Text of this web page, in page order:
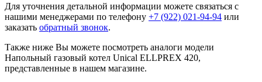
Для уточнения детальной информации можете связаться с
нашими менеджерами по телефону +7 (922) 021-94-94 или
заказать обратный звонок.
Также ниже Вы можете посмотреть аналоги модели
Напольный газовый котел Unical ELLPREX 420,
представленные в нашем магазине.